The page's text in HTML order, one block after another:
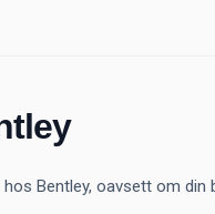
Bentley, oavsett om